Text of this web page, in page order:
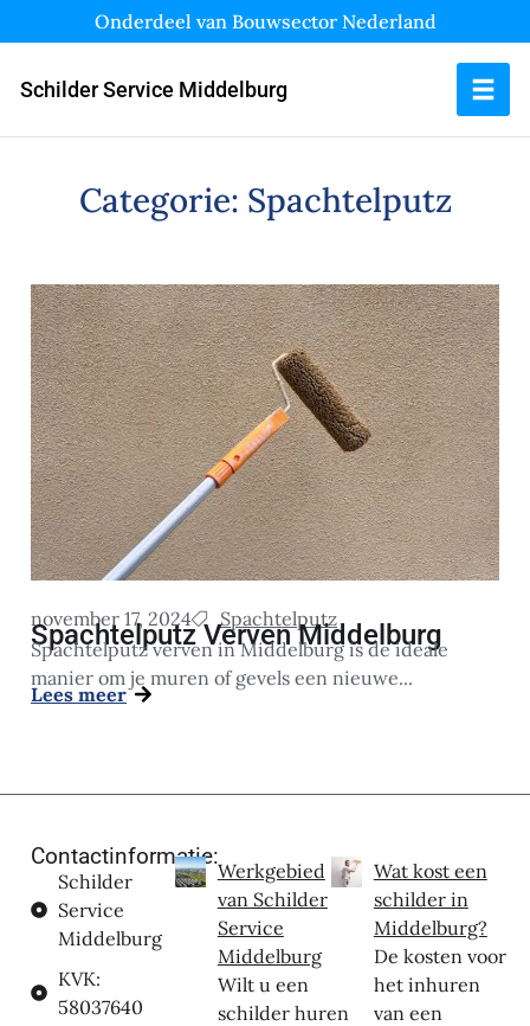
Onderdeel van Bouwsector Nederland
Schilder Service Middelburg
Categorie: Spachtelputz
november 17, 2024 Spachtelputz
Spachtelputz Verven Middelburg
Spachtelputz verven in Middelburg is de ideale
manier om je muren of gevels een nieuwe...
Lees meer
Contactinformatie:
Schilder
Service
Middelburg
KVK:
58037640
Werkgebied
van Schilder
Service
Middelburg
Wilt u een
schilder huren
Wat kost een
schilder in
Middelburg?
De kosten voor
het inhuren
van een